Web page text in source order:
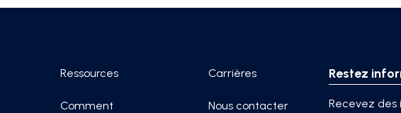
Restez
Recevez des
Ressources
Comment
Carrières
Nous contacter